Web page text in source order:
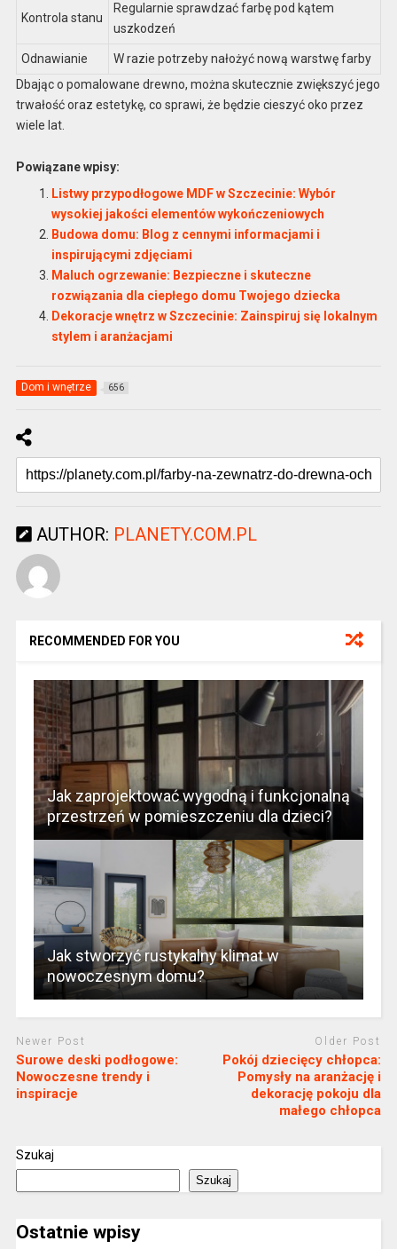
Kontrola stanu
Regularnie sprawdzać farbę pod kątem
uszkodzeń
Odnawianie
W razie potrzeby nałożyć nową warstwę farby
Dbając o pomalowane drewno, można skutecznie zwiększyć jego
trwałość oraz estetykę, co sprawi, że będzie cieszyć oko przez
wiele lat.
Powiązane wpisy:
Listwy przypodłogowe MDF w Szczecinie: Wybór
wysokiej jakości elementów wykończeniowych
Budowa domu: Blog z cennymi informacjami i
inspirującymi zdjęciami
Maluch ogrzewanie: Bezpieczne i skuteczne
rozwiązania dla ciepłego domu Twojego dziecka
Dekoracje wnętrz w Szczecinie: Zainspiruj się lokalnym
stylem i aranżacjami
Dom i wnętrze 656
AUTHOR: PLANETY.COM.PL
RECOMMENDED FOR YOU
Jak zaprojektować wygodną i funkcjonalną
przestrzeń w pomieszczeniu dla dzieci?
Jak stworzyć rustykalny klimat w
nowoczesnym domu?
Newer Post
Surowe deski podłogowe:
Nowoczesne trendy i
inspiracje
Older Post
Pokój dziecięcy chłopca:
Pomysły na aranżację i
dekorację pokoju dla
małego chłopca
Szukaj
Szukaj
Ostatnie wpisy